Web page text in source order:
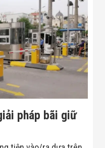
Bị Ngành May
Mặc - Giày Da
Giải Pháp Thiết
Bị Ngành Linh
Kiện Điện Tử
Giải Pháp Thiết
Bị Ngành Giáo
Dục
Lẻ - Retail
Giải Pháp
Chuyên Dụng
pháp bãi giữ